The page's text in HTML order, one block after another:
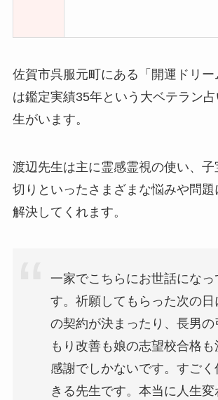
佐賀市呉服元町にある「開運ドリー
は鑑定実績35年という大ベテラン
生がいます。
渡辺先生は主に霊感霊視の使い、子
切りといったさまざまな悩みや問題
解決してくれます。
一家でこちらにお世話になっ
す。祈願してもらった次の日
の契約が決まったり、長男の
もり改善も娘の志望校合格も
感謝でしかないです。すごく
きる先生です。本当に人生変